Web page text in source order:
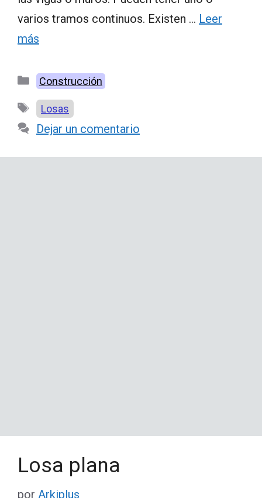
varios tramos continuos. Existen … Leer
más
Categorías
Construcción
Etiquetas
Losas
Dejar un comentario
Losa plana
por Arkiplus